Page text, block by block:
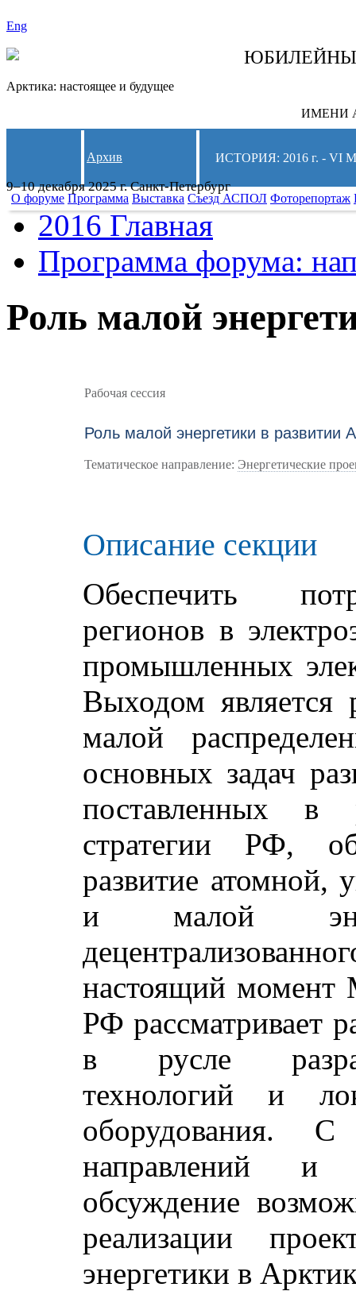
Eng
Арктика: настоящее и будущее
ИМЕНИ
9–10 декабря 2025 г. Санкт-Петербург
Архив ИСТОРИЯ: 2016 г. -
О форуме Программа Выставка Съезд АСПОЛ Фоторепортаж
2016 Главная
Программа форума:
Роль малой
Рабочая сессия
Роль малой энергетики в развитии
Тематическое направление: Энергетические
Описание секции
Обеспечить
регионов в
промышленных
Выходом является
малой
основных задач
поставленных в
стратегии РФ,
развитие атомной,
и малой
настоящий момент
РФ рассматривает
в русле
технологий и
оборудования. С
направлений и
обсуждение
реализации
энергетики в